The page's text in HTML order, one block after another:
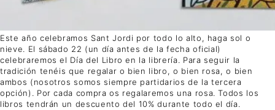
Este año celebramos Sant Jordi por todo lo alto, haga sol o
nieve. El sábado 22 (un día antes de la fecha oficial)
celebraremos el Día del Libro en la librería. Para seguir la
tradición tenéis que regalar o bien libro, o bien rosa, o bien
ambos (nosotros somos siempre partidarios de la tercera
opción). Por cada compra os regalaremos una rosa. Todos los
libros tendrán un descuento del 10% durante todo el día.